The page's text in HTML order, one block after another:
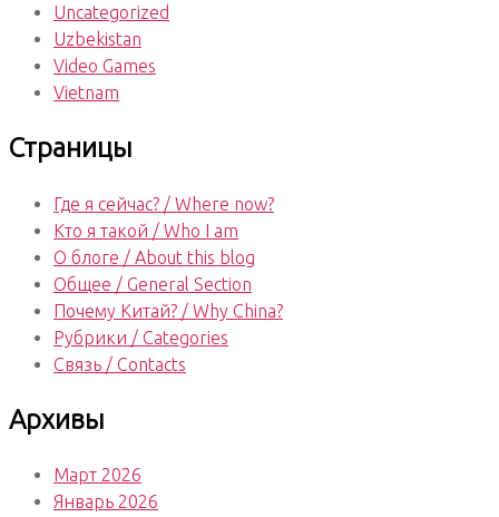
Uncategorized
Uzbekistan
Video Games
Vietnam
Страницы
Где я сейчас? / Where now?
Кто я такой / Who I am
О блоге / About this blog
Общее / General Section
Почему Китай? / Why China?
Рубрики / Categories
Связь / Contacts
Архивы
Март 2026
Январь 2026